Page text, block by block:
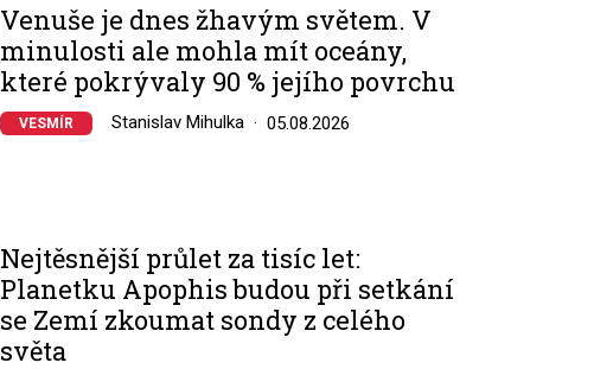
Venuše je dnes žhavým světem. V
minulosti ale mohla mít oceány,
které pokrývaly 90 % jejího povrchu
VESMÍR Stanislav Mihulka 05.08.2026
Nejtěsnější průlet za tisíc let:
Planetku Apophis budou při setkání
se Zemí zkoumat sondy z celého
světa